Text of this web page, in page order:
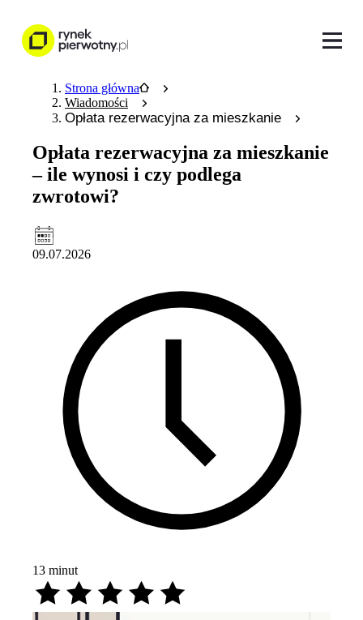
Strona główna
Wiadomości
Opłata rezerwacyjna za mieszkanie
Opłata rezerwacyjna za mieszkanie
– ile wynosi i czy podlega
zwrotowi?
09.07.2026
13 minut